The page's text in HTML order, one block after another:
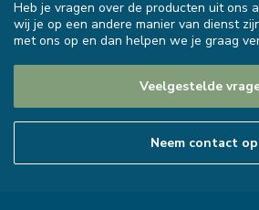
Heb je vragen over de producten uit ons
wij je op een andere manier van dienst
met ons op en dan helpen we je graag
Veelgestelde
Neem contact op